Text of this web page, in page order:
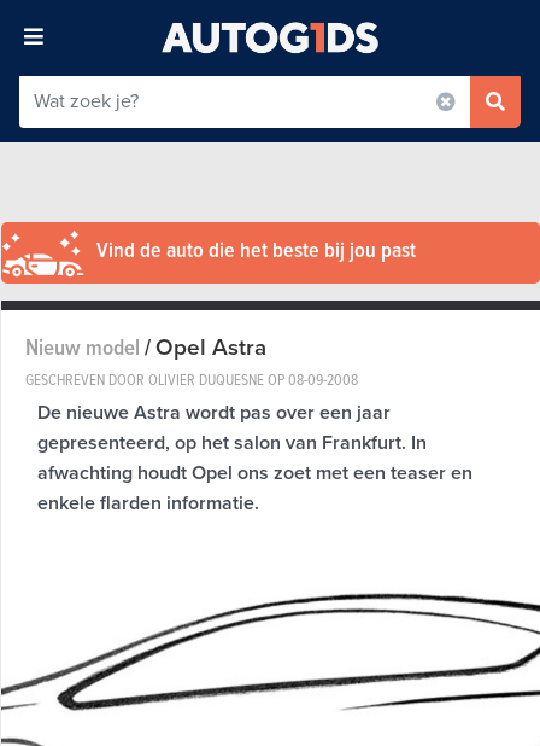
Vind de auto die het beste bij jou past
Nieuw model/Opel Astra
GESCHREVEN DOOR OLIVIER DUQUESNE OP08-09-2008
De nieuwe Astra wordt pas over een jaar
gepresenteerd, op het salon van Frankfurt. In
afwachting houdt Opel ons zoet met een teaser en
enkele flarden informatie.